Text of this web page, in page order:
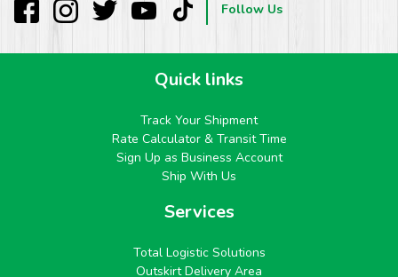
Follow Us
Quick links
Track Your Shipment
Rate Calculator & Transit Time
Sign Up as Business Account
Ship With Us
Services
Total Logistic Solutions
Outskirt Delivery Area